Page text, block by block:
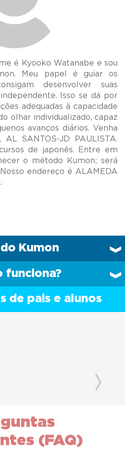
é Kyooko Watanabe e sou
Meu papel é guiar os
desenvolver suas
Isso se dá por
adequadas à capacidade
olhar individualizado, capaz
avanços diários. Venha
SANTOS-JD PAULISTA.
de japonês. Entre em
o método Kumon; será
endereço é ALAMEDA
Kumon
funciona?
de pais e alunos
(FAQ)